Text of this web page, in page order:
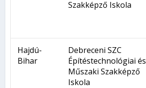
Szakképző Iskola
Hajdú-
Bihar
Debreceni SZC
Építéstechnológiai és
Műszaki Szakképző
Iskola